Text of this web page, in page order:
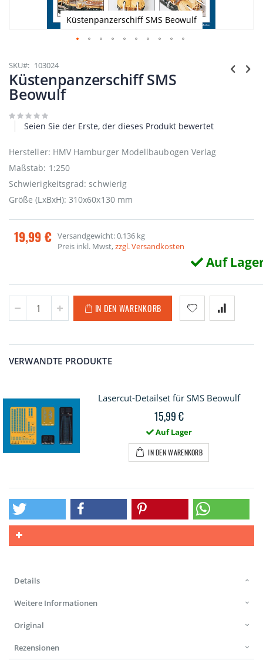
Küstenpanzerschiff SMS Beowulf
Anfang
der
Bildgalerie
springen
SKU 103024
Küstenpanzerschiff SMS
Beowulf
Seien Sie der Erste, der dieses Produkt bewertet
Hersteller: HMV Hamburger Modellbaubogen Verlag
Maßstab: 1:250
Schwierigkeitsgrad: schwierig
Größe (LxBxH): 310x60x130 mm
19,99 € Versandgewicht: 0,136 kg
Preis inkl. Mwst,zzgl. Versandkosten
Auf
IN DEN WARENKORB
VERWANDTE PRODUKTE
Lasercut-Detailset für SMS Beowulf
15,99 €
Auf Lager
IN DEN WARENKORB
Details
Weitere Informationen
Original
Rezensionen